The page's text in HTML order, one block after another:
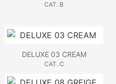
CAT. B
DELUXE 03 CREAM
CAT. C